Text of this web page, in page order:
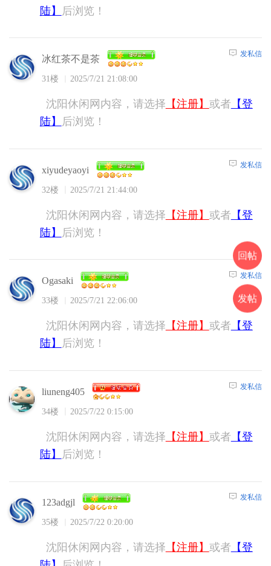
陆】
后浏览！
冰红茶不是茶
31楼 2025/7/21 21:08:00
发私信
沈阳休闲网内容，请选择 【注册】 或者 【登
陆】
后浏览！
xiyudeyaoyi
32楼 2025/7/21 21:44:00
发私信
沈阳休闲网内容，请选择 【注册】 或者 【登
陆】
后浏览！
Ogasaki
33楼 2025/7/21 22:06:00
发私信
沈阳休闲网内容，请选择 【注册】 或者 【登
陆】
后浏览！
liuneng405
34楼 2025/7/22 0:15:00
发私信
沈阳休闲网内容，请选择 【注册】 或者 【登
陆】
后浏览！
123adgjl
35楼 2025/7/22 0:20:00
发私信
沈阳休闲网内容，请选择 【注册】 或者 【登
回帖
发帖